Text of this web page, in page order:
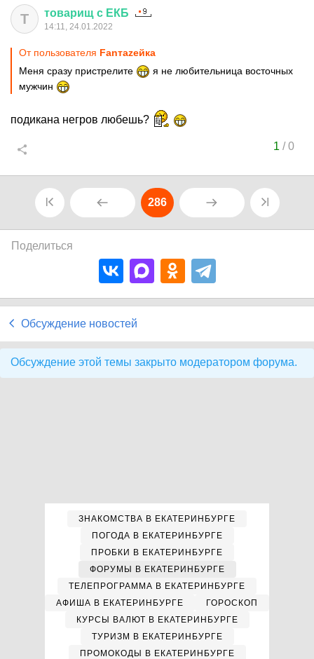
Т товарищ с ЕКБ
14:11, 24.01.2022
От пользователя Fanтаzeйкa
Меня сразу пристрелите
я не любительница восточных
мужчин
подикана негров любешь?
1 /0
286
Поделиться
Обсуждение новостей
Обсуждение этой темы закрыто модератором форума.
ЗНАКОМСТВА В ЕКАТЕРИНБУРГЕ
ПОГОДА В ЕКАТЕРИНБУРГЕ
ПРОБКИ В ЕКАТЕРИНБУРГЕ
ФОРУМЫ В ЕКАТЕРИНБУРГЕ
ТЕЛЕПРОГРАММА В ЕКАТЕРИНБУРГЕ
АФИША В ЕКАТЕРИНБУРГЕ
ГОРОСКОП
КУРСЫ ВАЛЮТ В ЕКАТЕРИНБУРГЕ
ТУРИЗМ В ЕКАТЕРИНБУРГЕ
ПРОМОКОДЫ В ЕКАТЕРИНБУРГЕ